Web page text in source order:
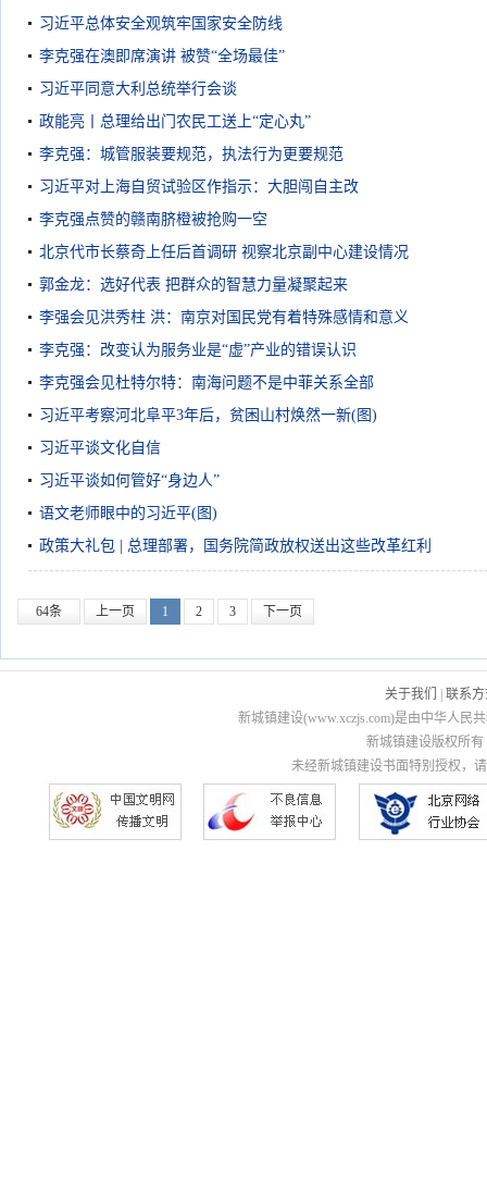
习近平总体安全观筑牢国家安全防线
李克强在澳即席演讲 被赞“全场最佳”
习近平同意大利总统举行会谈
政能亮丨总理给出门农民工送上“定心丸”
李克强：城管服装要规范，执法行为更要规范
习近平对上海自贸试验区作指示：大胆闯自主改
李克强点赞的赣南脐橙被抢购一空
北京代市长蔡奇上任后首调研 视察北京副中心建设情况
郭金龙：选好代表 把群众的智慧力量凝聚起来
李强会见洪秀柱 洪：南京对国民党有着特殊感情和意义
李克强：改变认为服务业是“虚”产业的错误认识
李克强会见杜特尔特：南海问题不是中菲关系全部
习近平考察河北阜平3年后，贫困山村焕然一新(图)
习近平谈文化自信
习近平谈如何管好“身边人”
语文老师眼中的习近平(图)
政策大礼包 | 总理部署，国务院简政放权送出这些改革红利
64条 上一页 1 2 3 下一页
关于我们
联系
新城镇建设(www.xczjs.com)是由中华人民
新城镇建设版权所有
未经新城镇建设书面特别授权，